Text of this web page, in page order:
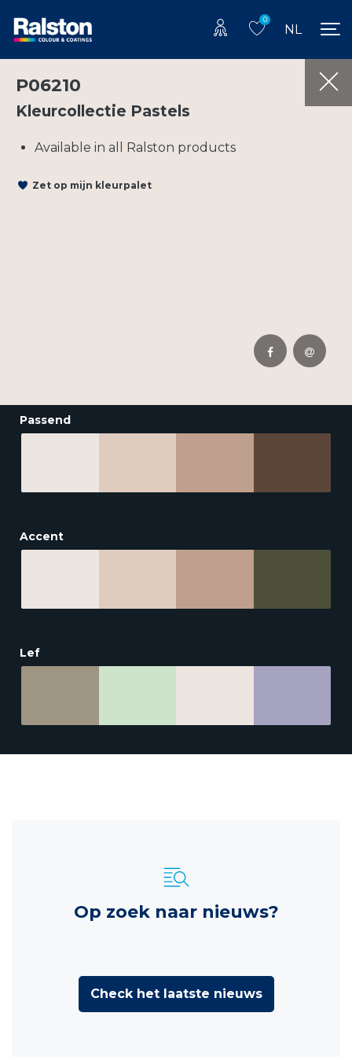
0
NL
P06210
Kleurcollectie Pastels
Available in all Ralston products
Zet op mijn kleurpalet
Passend
Accent
Lef
Op zoek naar nieuws?
Check het laatste nieuws